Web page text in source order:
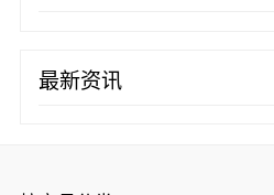
最新资讯